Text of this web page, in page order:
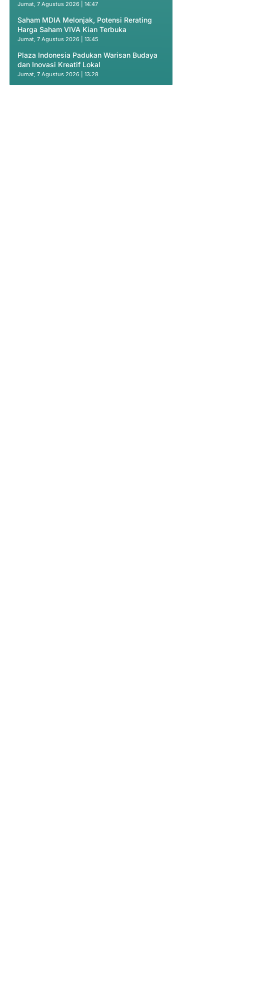
Jumat, 7 Agustus 2026 | 14:47
Saham MDIA Melonjak, Potensi Rerating
Harga Saham VIVA Kian Terbuka
Jumat, 7 Agustus 2026 | 13:45
Plaza Indonesia Padukan Warisan Budaya
dan Inovasi Kreatif Lokal
Jumat, 7 Agustus 2026 | 13:28